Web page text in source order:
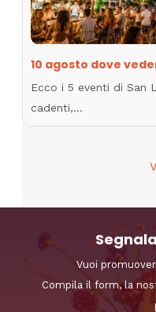
10 agosto dove
Ecco i 5 eventi di San
cadenti,…
Vuoi
Compila il form, la